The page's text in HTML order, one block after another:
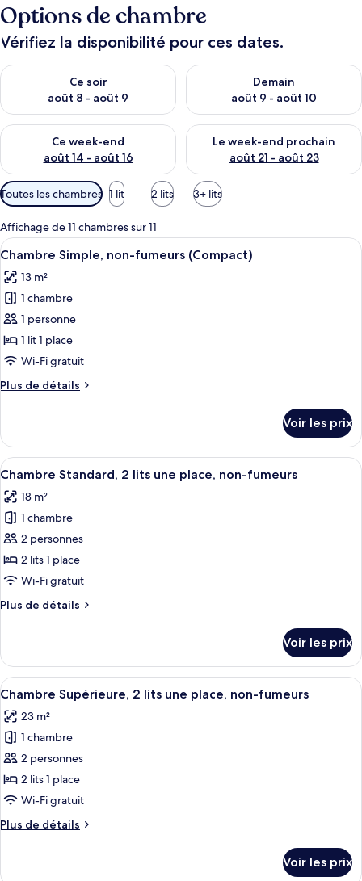
Options de chambre
Vérifiez la disponibilité pour ces dates.
Ce soir
août 8 - août 9
Vérifier la disponibilité pour ce soir août 8 - août 9
Demain
août 9 - août 10
Vérifier la disponibilité pour
Ce week-end
août 14 - août 16
Vérifier la disponibilité pour ce week-end août 14 - août 16
Le week-end prochain
août 21 - août 23
Vérifier la disponibilité pour
Filtres
disponibles
pour
les
chambres
Toutes les chambres 1 lit 2 lits 3+ lits
Affichage de 11 chambres sur 11
Afficher
toutes
les
photos
pour
ce
type
chambre :
non-
fumeurs
(Compact)
Chambre Simple, non-fumeurs
4
Chambre Simple, non-fumeurs (Compact)
13 m²
1 chambre
1 personne
1 lit 1 place
Wi-Fi gratuit
Plus de détails
Plus
le
type
de
Chambre
Simple,
non-
fumeurs
(Compact)
Voir les prix
Afficher
toutes
les
photos
pour
ce
type
chambre :
2
lits
une
place,
non-
fumeurs
Une chambre d’hôtel avec un
12
Chambre Standard, 2 lits une place, non-fumeurs
18 m²
1 chambre
2 personnes
2 lits 1 place
Wi-Fi gratuit
Plus de détails
Plus
le
type
de
Chambre
Standard,
lits
une
place,
non-
fumeurs
Voir les prix
Afficher
toutes
les
photos
pour
ce
type
chambre :
Une chambre d’hôtel moderne,
12
Chambre Supérieure, 2 lits une place, non-fumeurs
23 m²
1 chambre
2 personnes
2 lits 1 place
Wi-Fi gratuit
Plus de détails
Plus
Voir les prix